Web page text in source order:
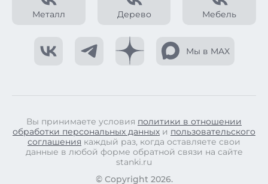
Металл Дерево Мебель
Мы в MAX
Вы принимаете условия политики в отношении
обработки персональных данных и пользовательского
соглашения каждый раз, когда оставляете свои
данные в любой форме обратной связи на сайте
stanki.ru
© Copyright 2026.